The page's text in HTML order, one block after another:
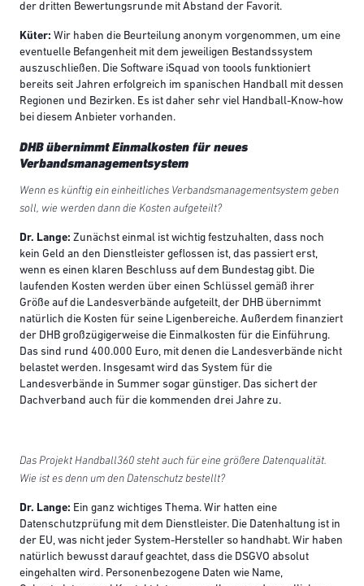
der dritten Bewertungsrunde mit Abstand der Favorit.
Küter: Wir haben die Beurteilung anonym vorgenommen, um eine
eventuelle Befangenheit mit dem jeweiligen Bestandssystem
auszuschließen. Die Software iSquad von toools funktioniert
bereits seit Jahren erfolgreich im spanischen Handball mit dessen
Regionen und Bezirken. Es ist daher sehr viel Handball-Know-how
bei diesem Anbieter vorhanden.
DHB übernimmt Einmalkosten für neues
Verbandsmanagementsystem
Wenn es künftig ein einheitliches Verbandsmanagementsystem geben
soll, wie werden dann die Kosten aufgeteilt?
Dr. Lange: Zunächst einmal ist wichtig festzuhalten, dass noch
kein Geld an den Dienstleister geflossen ist, das passiert erst,
wenn es einen klaren Beschluss auf dem Bundestag gibt. Die
laufenden Kosten werden über einen Schlüssel gemäß ihrer
Größe auf die Landesverbände aufgeteilt, der DHB übernimmt
natürlich die Kosten für seine Ligenbereiche. Außerdem finanziert
der DHB großzügigerweise die Einmalkosten für die Einführung.
Das sind rund 400.000 Euro, mit denen die Landesverbände nicht
belastet werden. Insgesamt wird das System für die
Landesverbände in Summer sogar günstiger. Das sichert der
Dachverband auch für die kommenden drei Jahre zu.
Das Projekt Handball360 steht auch für eine größere Datenqualität.
Wie ist es denn um den Datenschutz bestellt?
Dr. Lange: Ein ganz wichtiges Thema. Wir hatten eine
Datenschutzprüfung mit dem Dienstleister. Die Datenhaltung ist in
der EU, was nicht jeder System-Hersteller so handhabt. Wir haben
natürlich bewusst darauf geachtet, dass die DSGVO absolut
eingehalten wird. Personenbezogene Daten wie Name,